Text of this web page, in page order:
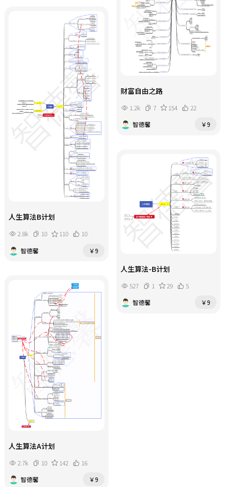
财富自由之路
1.2k 7 154
22
智德馨
￥9
人生算法B计划
2.8k 10 110
10
智德馨
￥9
人生算法-B计划
527 1 29
5
智德馨
￥9
人生算法A计划
2.7k 10 142
16
智德馨
￥9